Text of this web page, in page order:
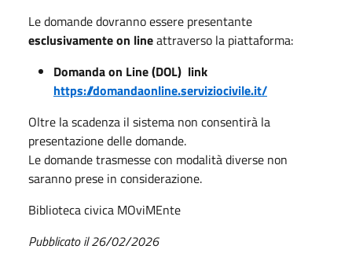
Le domande dovranno essere presentante
esclusivamente on lineattraverso la piattaforma:
Domanda on Line (DOL) link
https://domandaonline.serviziocivile.it/
Oltre la scadenza il sistema non consentirà la
presentazione delle domande.
Le domande trasmesse con modalità diverse non
saranno prese in considerazione.
Biblioteca civica MOviMEnte
Pubblicato il 26/02/2026